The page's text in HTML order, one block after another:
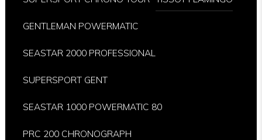
GENTLEMAN POWERMATIC
SEASTAR 2000 PROFESSIONAL
SUPERSPORT GENT
SEASTAR 1000 POWERMATIC 80
PRC 200 CHRONOGRAPH